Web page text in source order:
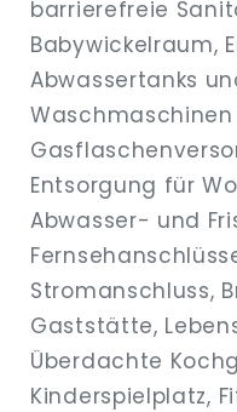
barrierefreie
Babywickelraum,
Abwassertanks
Entsorgung für
Abwasser- und
Stromanschluss,
Gaststätte,
Überdachte
Kinderspielplatz,